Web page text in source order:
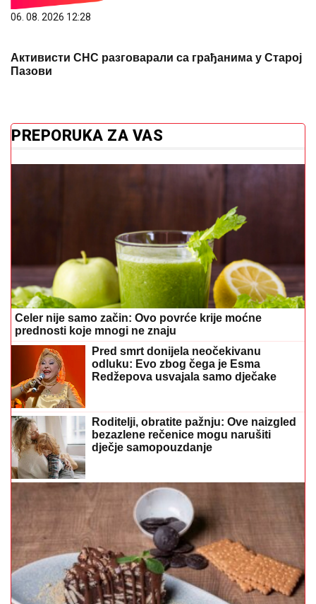
06. 08. 2026 12:28
Активисти СНС разговарали са грађанима у Старој
Пазови
PREPORUKA ZA VAS
Celer nije samo začin: Ovo povrće krije moćne
prednosti koje mnogi ne znaju
Pred smrt donijela neočekivanu
odluku: Evo zbog čega je Esma
Redžepova usvajala samo dječake
Roditelji, obratite pažnju: Ove naizgled
bezazlene rečenice mogu narušiti
dječje samopouzdanje